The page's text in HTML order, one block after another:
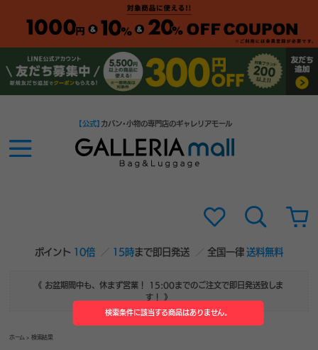
ポイント 10倍 15時まで即日発送 全国一律送料無料
【公式】 カバン・小物の専門店のギャレリアモール
《 お盆期間中も、休まず営業！ 15:00までのご注文で即日発送致しま
す！ 》
ホーム > 検索結果
検索条件に該当する商品はありません。